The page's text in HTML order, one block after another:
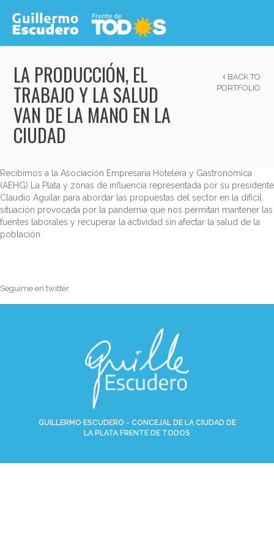
LA PRODUCCIÓN, EL
TRABAJO Y LA SALUD
VAN DE LA MANO EN LA
CIUDAD
BACK TO
PORTFOLIO
Recibimos a la Asociación Empresaria Hotelera y Gastronómica
(AEHG) La Plata y zonas de influencia representada por su presidente
Claudio Aguilar para abordar las propuestas del sector en la difícil
situación provocada por la pandemia que nos permitan mantener las
fuentes laborales y recuperar la actividad sin afectar la salud de la
población.
Seguime en twitter
GUILLERMO ESCUDERO - CONCEJAL DE LA CIUDAD DE
LA PLATA FRENTE DE TODOS